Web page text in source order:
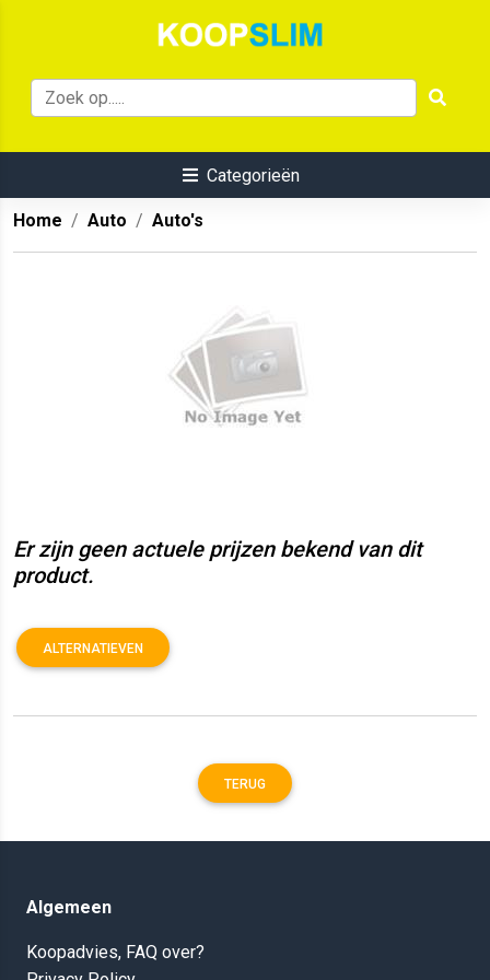
Categorieën
Home Auto Auto's
Er zijn geen actuele prijzen bekend van dit
product.
ALTERNATIEVEN
TERUG
Algemeen
Koopadvies, FAQ over?